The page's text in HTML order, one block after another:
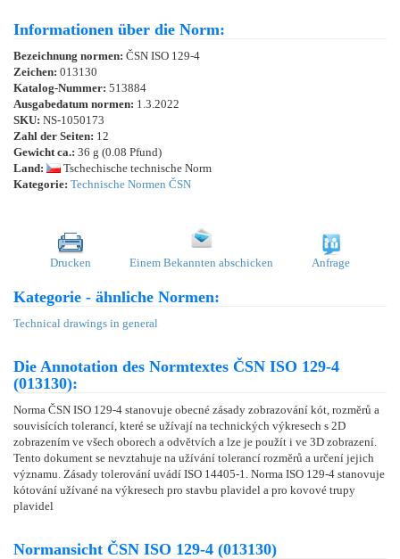
Informationen über die Norm:
Bezeichnung normen: ČSN ISO 129-4
Zeichen: 013130
Katalog-Nummer: 513884
Ausgabedatum normen: 1.3.2022
SKU: NS-1050173
Zahl der Seiten: 12
Gewicht ca.: 36 g (0.08 Pfund)
Land:
Tschechische technische Norm
Kategorie: Technische Normen ČSN
Drucken Einem Bekannten abschicken Anfrage
Kategorie - ähnliche Normen:
Technical drawings in general
Die Annotation des Normtextes ČSN ISO 129-4
(013130):
Norma ČSN ISO 129-4 stanovuje obecné zásady zobrazování kót, rozměrů a
souvisících tolerancí, které se užívají na technických výkresech s 2D
zobrazením ve všech oborech a odvětvích a lze je použít i ve 3D zobrazení.
Tento dokument se nevztahuje na užívání tolerancí rozměrů a určení jejich
významu. Zásady tolerování uvádí ISO 14405-1. Norma ISO 129-4 stanovuje
kótování užívané na výkresech pro stavbu plavidel a pro kovové trupy
plavidel
Normansicht ČSN ISO 129-4 (013130)